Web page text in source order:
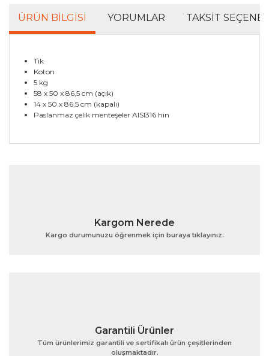
ÜRÜN BILGISI YORUMLAR TAKSIT
Tik
Koton
5 kg
58 x 50 x 86,5 cm (açık)
14 x 50 x 86,5 cm (kapalı)
Paslanmaz çelik menteşeler AISI316 hin
Bu ürünün fiyat bilgisi, resim, ürün açıklamalarında ve
Ürün açıklamasında eksik bilgiler bulunuyor.
Kargom Nerede
Kargo durumunuzu öğrenmek için buraya tıklayınız.
Garantili Ürünler
Tüm ürünlerimiz garantili ve sertifikalı ürün çeşitlerinden
oluşmaktadır.